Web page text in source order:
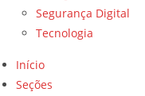
Segurança Digital
Tecnologia
Início
Seções